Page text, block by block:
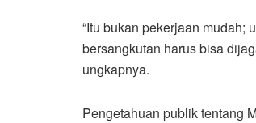
“Itu bukan pekerjaan mudah;
bersangkutan harus bisa
ungkapnya.
Pengetahuan publik tentang